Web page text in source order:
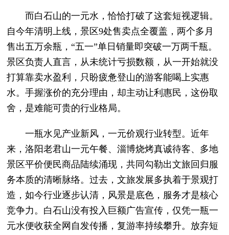
而白石山的一元水，恰恰打破了这套短视逻辑。
自今年清明上线，景区9处售卖点全覆盖，两个多月
售出五万余瓶，“五一”单日销量即突破一万两千瓶。
景区负责人直言，从未统计亏损数额，从一开始就没
打算靠卖水盈利，只盼疲惫登山的游客能喝上实惠
水。手握涨价的充分理由，却主动让利惠民，这份取
舍，是难能可贵的行业格局。
一瓶水见产业新风，一元价观行业转型。近年
来，洛阳老君山一元午餐、淄博烧烤真诚待客、多地
景区平价便民商品陆续涌现，共同勾勒出文旅回归服
务本质的清晰脉络。过去，文旅发展多执着于景观打
造，如今行业逐步认清，风景是底色，服务才是核心
竞争力。白石山没有投入巨额广告宣传，仅凭一瓶一
元水便收获全网自发传播，复游率持续攀升。放弃短